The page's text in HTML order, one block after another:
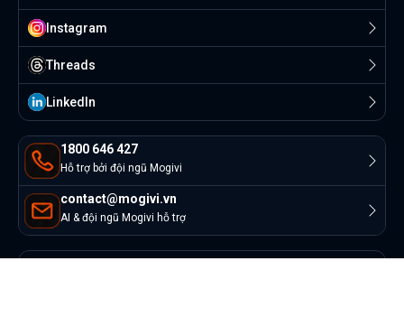
1800 646 427
Hỗ trợ bởi đội ngũ Mogivi
contact@mogivi.vn
AI & đội ngũ Mogivi hỗ trợ
Instagram
Threads
Linkedln